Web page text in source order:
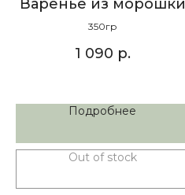
Варенье из морошки
350гр
1 090 р.
Подробнее
Out of stock